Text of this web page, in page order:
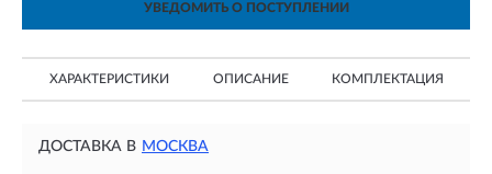
УВЕДОМИТЬ О ПОСТУПЛЕНИИ
ХАРАКТЕРИСТИКИ ОПИСАНИЕ КОМПЛЕКТАЦИЯ
ДОСТАВКА В МОСКВА